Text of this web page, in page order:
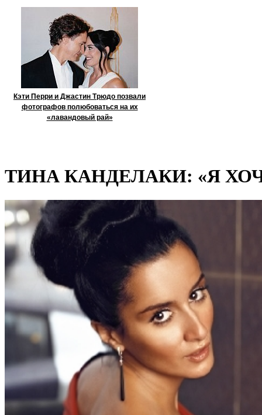
Кэти Перри и Джастин Трюдо позвали
фотографов полюбоваться на их
«лавандовый рай»
ТИНА КАНДЕЛАКИ: «Я